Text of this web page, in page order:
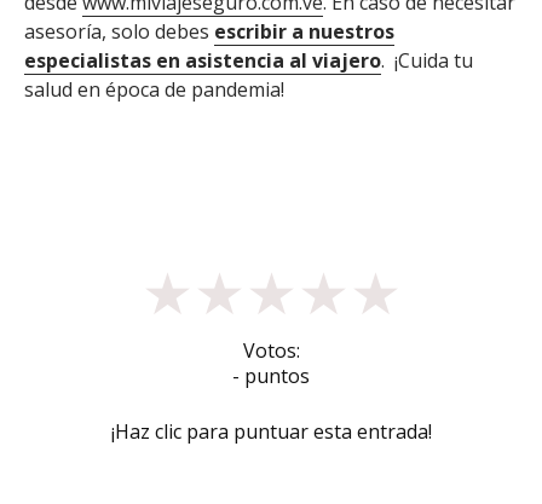
asesoría, solo debes escribir a nuestros
especialistas en asistencia al viajero. ¡Cuida tu
salud en época de pandemia!
★★★★★
Votos:
- puntos
¡Haz clic para puntuar esta entrada!